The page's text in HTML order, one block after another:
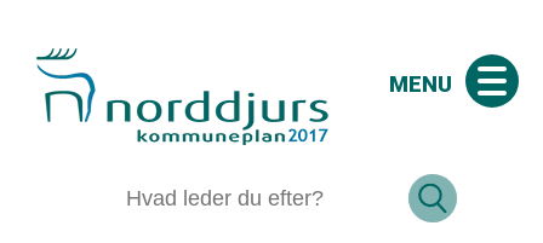
MENU